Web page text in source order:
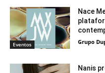
Eventos
Nace
Grupo
Nanis